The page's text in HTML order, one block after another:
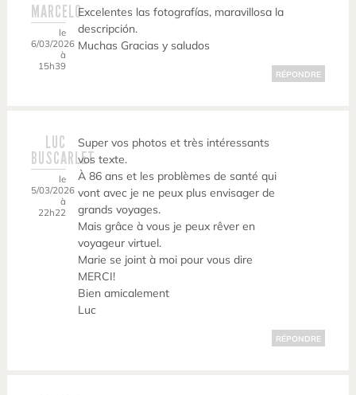
MARCELO
le
6/03/2026
à
15h39
Excelentes las fotografías, maravillosa la
descripción.
Muchas Gracias y saludos
RÉPONDRE
LUC
BUSCARLET
le
5/03/2026
à
22h22
Super vos photos et très intéressants
vos texte.
À 86 ans et les problèmes de santé qui
vont avec je ne peux plus envisager de
grands voyages.
Mais grâce à vous je peux rêver en
voyageur virtuel.
Marie se joint à moi pour vous dire
MERCI!
Bien amicalement
Luc
RÉPONDRE